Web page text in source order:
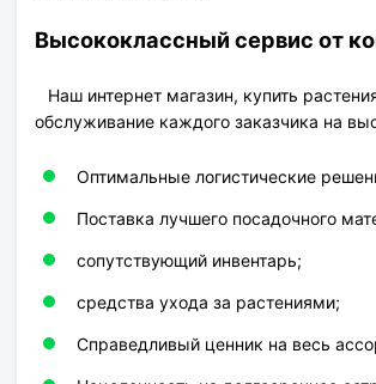
Высококлассный сервис от
Наш интернет магазин, купить
обслуживание каждого заказчика на
Оптимальные логистические
Поставка лучшего посадочного
сопутствующий инвентарь;
средства ухода за растениями;
Справедливый ценник на весь